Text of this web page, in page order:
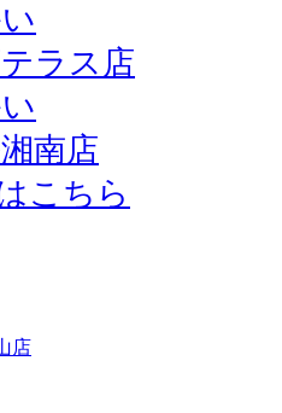
ラス店
南店
こちら
店